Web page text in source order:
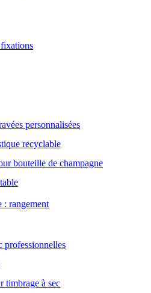
personnalisées
recyclable
bouteille de champagne
: rangement
professionnelles
timbrage à sec